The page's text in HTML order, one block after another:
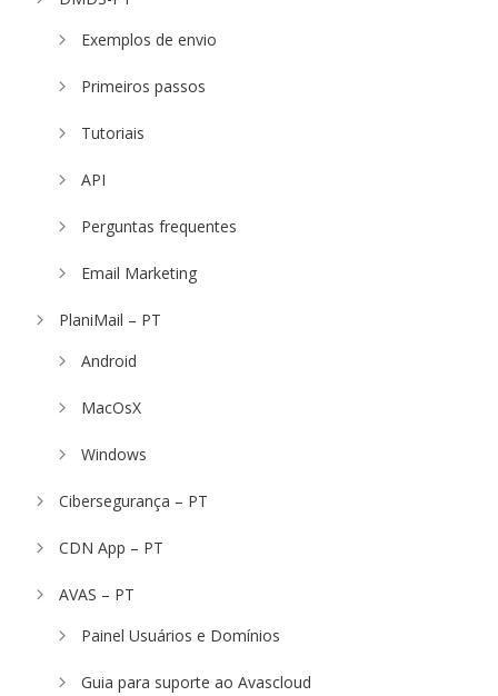
Exemplos de envio
Primeiros passos
Tutoriais
API
Perguntas frequentes
Email Marketing
PlaniMail – PT
Android
MacOsX
Windows
Cibersegurança – PT
CDN App – PT
AVAS – PT
Painel Usuários e Domínios
Guia para suporte ao Avascloud